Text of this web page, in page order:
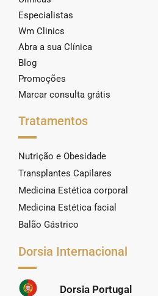
Especialistas
Wm Clinics
Abra a sua Clínica
Blog
Promoções
Marcar consulta grátis
Tratamentos
Nutrição e Obesidade
Transplantes Capilares
Medicina Estética corporal
Medicina Estética facial
Balão Gástrico
Dorsia Internacional
Dorsia Portugal